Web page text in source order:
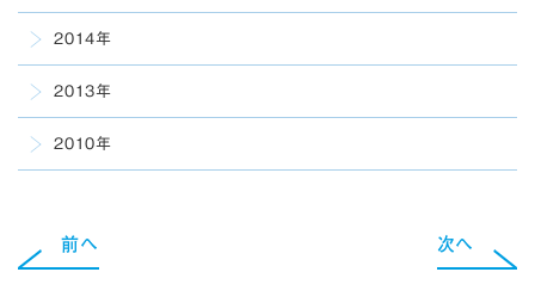
2014年
2013年
2010年
前へ 次へ